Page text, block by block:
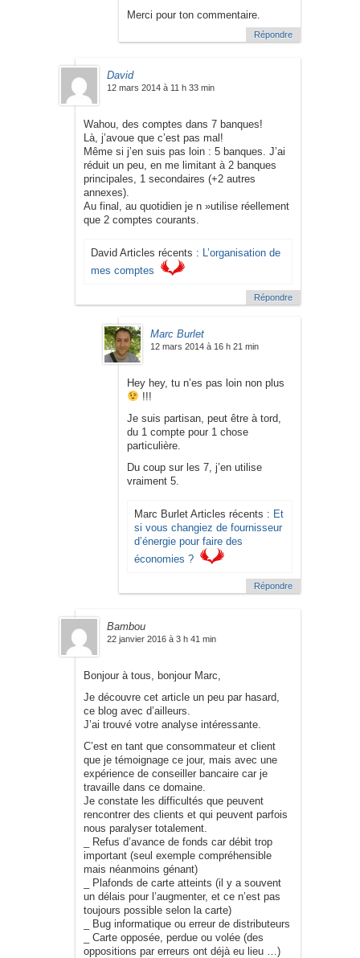
Merci pour ton commentaire.
Répondre
David
12 mars 2014 à 11 h 33 min
Wahou, des comptes dans 7 banques!
Là, j’avoue que c’est pas mal!
Même si j’en suis pas loin : 5 banques. J’ai
réduit un peu, en me limitant à 2 banques
principales, 1 secondaires (+2 autres
annexes).
Au final, au quotidien je n »utilise réellement
que 2 comptes courants.
David Articles récents :
L’organisation de
mes comptes
Répondre
Marc Burlet
12 mars 2014 à 16 h 21 min
Hey hey, tu n’es pas loin non plus
!!!
Je suis partisan, peut être à tord,
du 1 compte pour 1 chose
particulière.
Du coup sur les 7, j’en utilise
vraiment 5.
Marc Burlet Articles récents : Et
si vous changiez de fournisseur
d’énergie pour faire des
économies ?
Répondre
Bambou
22 janvier 2016 à 3 h 41 min
Bonjour à tous, bonjour Marc,
Je découvre cet article un peu par hasard,
ce blog avec d’ailleurs.
J’ai trouvé votre analyse intéressante.
C’est en tant que consommateur et client
que je témoignage ce jour, mais avec une
expérience de conseiller bancaire car je
travaille dans ce domaine.
Je constate les difficultés que peuvent
rencontrer des clients et qui peuvent parfois
nous paralyser totalement.
_ Refus d’avance de fonds car débit trop
important (seul exemple compréhensible
mais néanmoins génant)
_ Plafonds de carte atteints (il y a souvent
un délais pour l’augmenter, et ce n’est pas
toujours possible selon la carte)
_ Bug informatique ou erreur de distributeurs
_ Carte opposée, perdue ou volée (des
oppositions par erreurs ont déjà eu lieu …)